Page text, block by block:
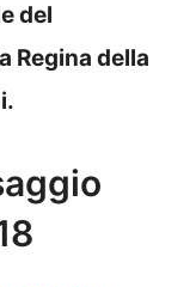
del
Regina della